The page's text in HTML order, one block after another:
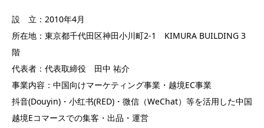
設 立：2010年4月
所在地：東京都千代田区神田小川町2-1 KIMURA BUILDING 3
階
代表者：代表取締役 田中 祐介
事業内容：中国向けマーケティング事業・越境EC事業
抖音(Douyin)・小红书(RED)・微信（WeChat）等を活用した中国
越境Eコマースでの集客・出品・運営